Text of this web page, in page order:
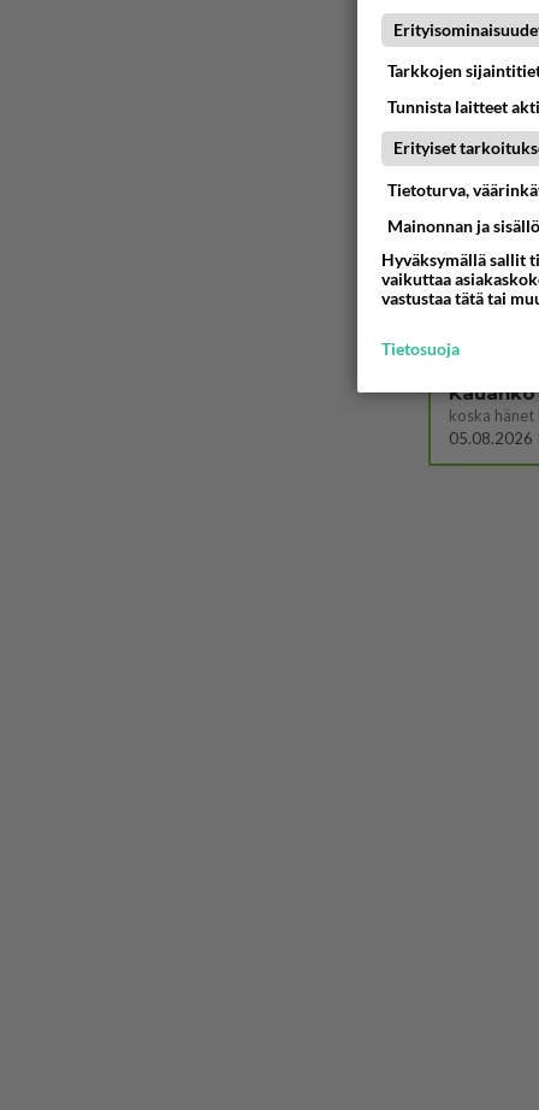
05.08.2026
Mies,
Ystävyys/
05.08.2026
05.08.2026
06.08.2026
koska hänet
05.08.2026
Tarkkojen
Tunnista laitteet
Erityiset
Tietoturva,
Mainonnan ja
Hyväksymällä sallit
vaikuttaa
vastustaa tätä tai
Tietosuoja